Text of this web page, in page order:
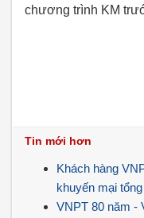
chương trình KM
Tin mới hơn
Khách hàng
khuyến mại
VNPT 80 năm -